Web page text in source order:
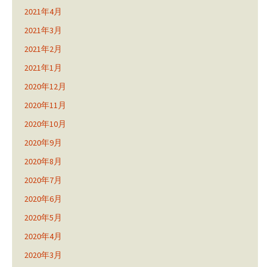
2021年4月
2021年3月
2021年2月
2021年1月
2020年12月
2020年11月
2020年10月
2020年9月
2020年8月
2020年7月
2020年6月
2020年5月
2020年4月
2020年3月